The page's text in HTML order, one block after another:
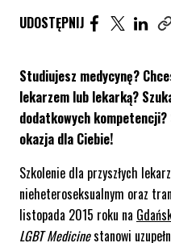
UDOSTĘPNIJ
Studiujesz medycynę?
lekarzem lub lekarką?
dodatkowych kompetencji?
okazja dla Ciebie!
Szkolenie dla przyszłych
nieheteroseksualnym oraz
listopada 2015 roku na
LGBT Medicinestanowi